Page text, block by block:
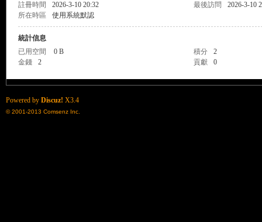
註冊時間
2026-3-10 20:32 最後訪問
2026-3-10
所在時區
使用系統默認
統計信息
已用空間
0 B 積分
2
金錢
2 貢獻 0
Powered by Discuz! X3.4
© 2001-2013 Comsenz Inc.